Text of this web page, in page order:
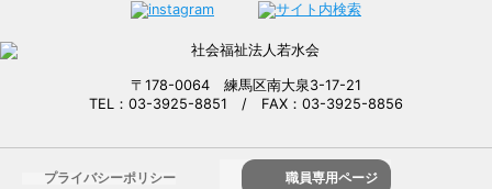
〒178-0064 練馬区南大泉3-17-21
TEL：03-3925-8851 / FAX：03-3925-8856
プライバシーポリシー 職員専用ページ